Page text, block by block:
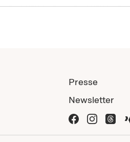
Presse
Newsletter